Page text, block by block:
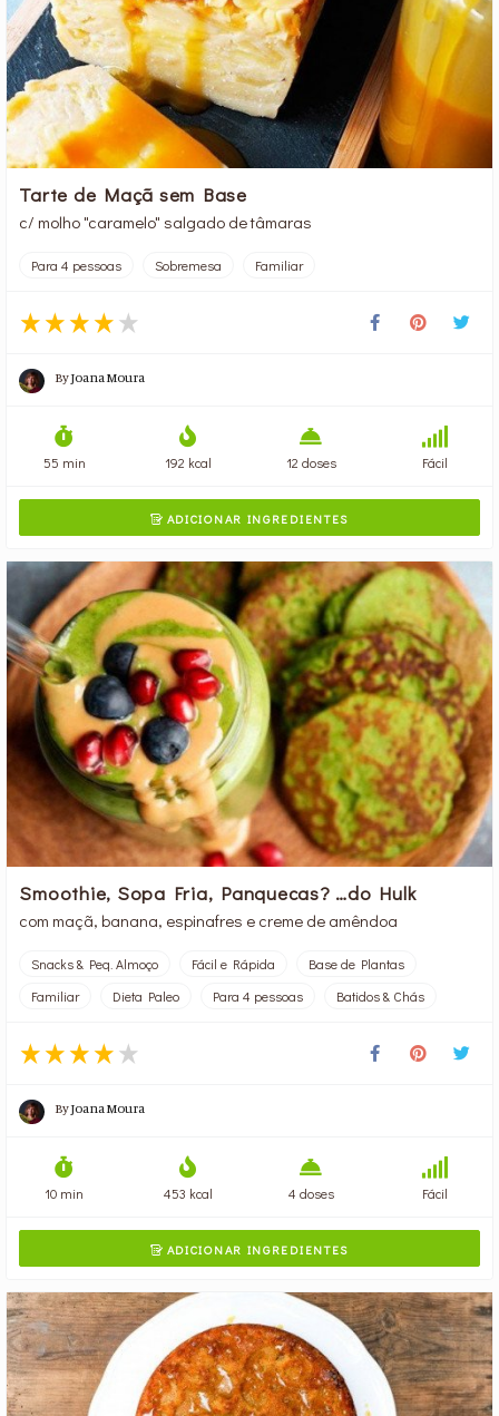
Tarte de Maçã sem Base
c/ molho "caramelo" salgado de tâmaras
Para 4 pessoas Sobremesa Familiar
ByJoana Moura
55 min 192 kcal 12 doses Fácil
ADICIONAR INGREDIENTES
Smoothie, Sopa Fria, Panquecas? …do Hulk
com maçã, banana, espinafres e creme de amêndoa
Snacks & Peq. Almoço Fácil e Rápida
Base de Plantas
Familiar
Dieta Paleo Para 4 pessoas Batidos & Chás
ByJoana Moura
10 min 453 kcal 4 doses Fácil
ADICIONAR INGREDIENTES